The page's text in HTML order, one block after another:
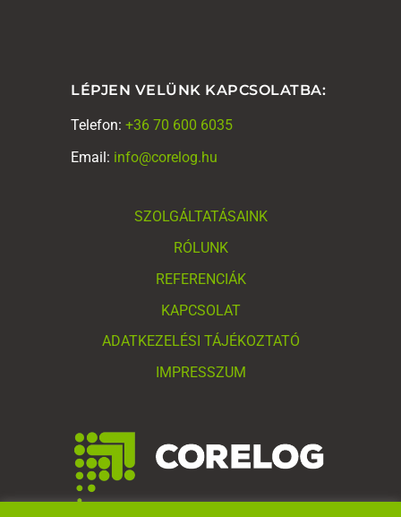
LÉPJEN VELÜNK KAPCSOLATBA:
Telefon: +36 70 600 6035
Email: info@corelog.hu
SZOLGÁLTATÁSAINK
RÓLUNK
REFERENCIÁK
KAPCSOLAT
ADATKEZELÉSI TÁJÉKOZTATÓ
IMPRESSZUM